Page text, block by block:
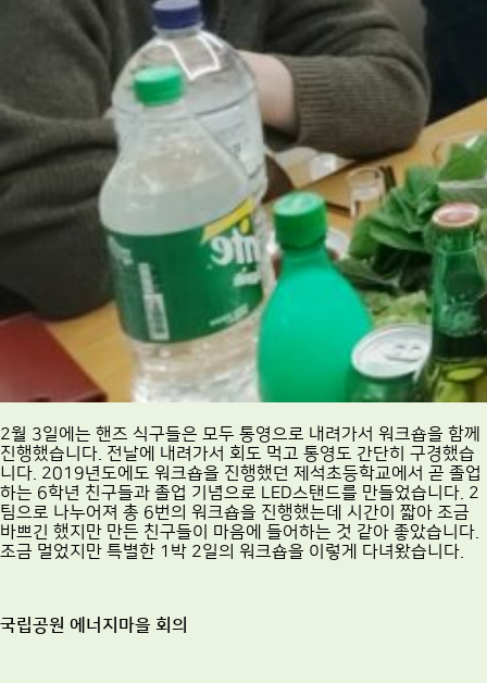
2월 3일에는 핸즈 식구들은 모두 통영으로 내려가서 워크숍을 함께
진행했습니다. 전날에 내려가서 회도 먹고 통영도 간단히 구경했습
니다. 2019년도에도 워크숍을 진행했던 제석초등학교에서 곧 졸업
하는 6학년 친구들과 졸업 기념으로 LED스탠드를 만들었습니다. 2
팀으로 나누어져 총 6번의 워크숍을 진행했는데 시간이 짧아 조금
바쁘긴 했지만 만든 친구들이 마음에 들어하는 것 같아 좋았습니다.
조금 멀었지만 특별한 1박 2일의 워크숍을 이렇게 다녀왔습니다.
국립공원 에너지마을 회의